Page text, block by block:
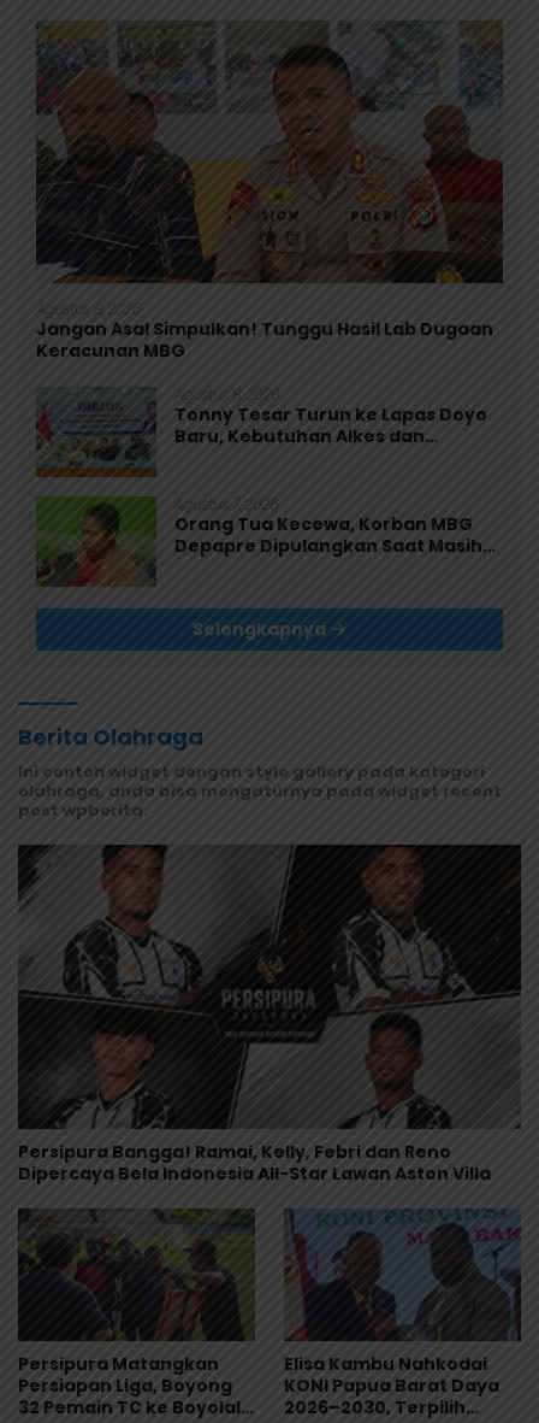
Agustus 8, 2026
Jangan Asal Simpulkan! Tunggu Hasil Lab Dugaan
Keracunan MBG
Agustus 8, 2026
Tonny Tesar Turun ke Lapas Doyo
Baru, Kebutuhan Alkes dan
Agustus 7, 2026
Orang Tua Kecewa, Korban MBG
Depapre Dipulangkan Saat Masih
Selengkapnya
Berita Olahraga
Ini contoh widget dengan style gallery pada kategori
olahraga, anda bisa mengaturnya pada widget recent
post wpberita.
Persipura Bangga! Ramai, Kelly, Febri dan Reno
Dipercaya Bela Indonesia All-Star Lawan Aston Villa
Persipura Matangkan
Persiapan Liga, Boyong
32 Pemain TC ke Boyolali
Elisa Kambu Nahkodai
KONI Papua Barat Daya
2026–2030, Terpilih